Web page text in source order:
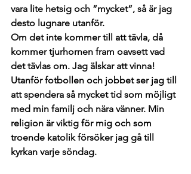
vara lite hetsig och ”mycket”, så är jag
desto lugnare utanför.
Om det inte kommer till att tävla, då
kommer tjurhornen fram oavsett vad
det tävlas om. Jag älskar att vinna!
Utanför fotbollen och jobbet ser jag till
att spendera så mycket tid som möjligt
med min familj och nära vänner. Min
religion är viktig för mig och som
troende katolik försöker jag gå till
kyrkan varje söndag.